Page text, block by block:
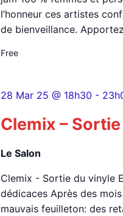
l’honneur ces artistes
de bienveillance.
Free
28 Mar 25 @ 18h30 -
Clemix –
Le Salon
Clemix - Sortie du vinyle
dédicaces Après des
mauvais feuilleton: des